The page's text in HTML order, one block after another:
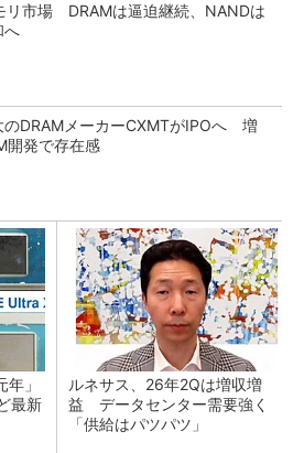
リ市場 DRAMは逼迫継続、NANDは
へ
のDRAMメーカーCXMTがIPOへ 増
開発で存在感
」
最新
ルネサス、26年2Qは増収増
益 データセンター需要強く
「供給はパツパツ」